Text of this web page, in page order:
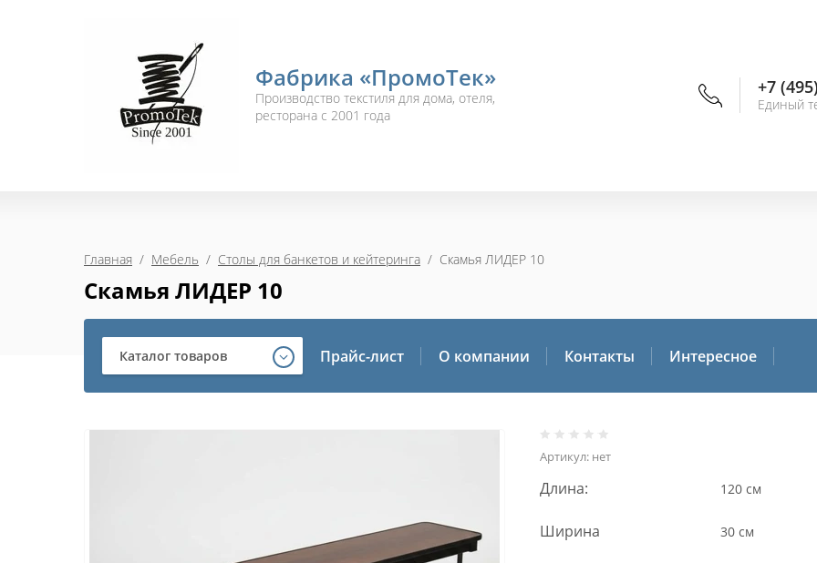
Фабрика «ПромоТек»
Производство текстиля для дома, отеля,
ресторана с 2001 года
+7
Единый
Главная
  /
Мебель
  /
Столы для банкетов и кейтеринга
  /  Скамья ЛИДЕР 10
Скамья ЛИДЕР 10
Каталог товаров Прайс-лист О компании Контакты Интересное
Артикул: нет
Длина: 120 см
Ширина 30 см